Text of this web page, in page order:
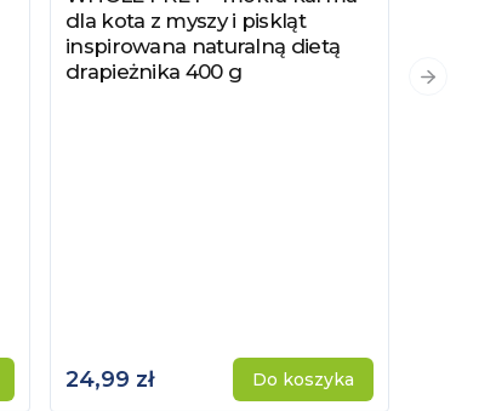
dla kota z myszy i piskląt
inspirowana naturalną dietą
drapieżnika 400 g
24,99 zł Do koszyka